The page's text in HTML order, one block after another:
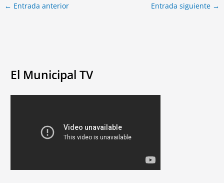
← Entrada anterior Entrada siguiente →
El Municipal TV